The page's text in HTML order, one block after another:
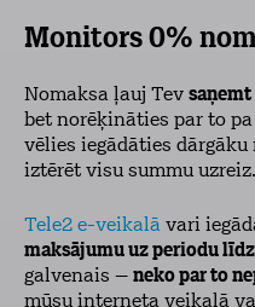
Monitors 0%
Nomaksa ļauj Tev
bet norēķināties par to
vēlies iegādāties dārgāku
iztērēt visu summu uzreiz.
Tele2 e-veikalā vari
maksājumu uz periodu
galvenais – neko par to
mūsu interneta veikalā